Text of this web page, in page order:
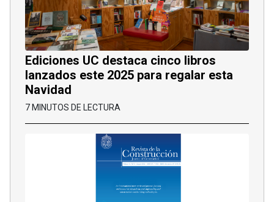
Ediciones UC destaca cinco libros
lanzados este 2025 para regalar esta
Navidad
7 MINUTOS DE LECTURA